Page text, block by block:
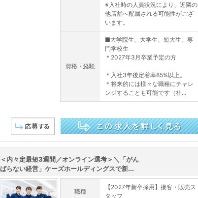
※入社時の人員状況により、近隣の
他店舗へ配属される可能性がござ
います。
資格・経験
■大学院生、大学生、短大生、専
門学校生
＊2027年3月卒業予定の方
＊入社3年後定着率85%以上。
＊将来的には様々な職種にチャレ
ンジすることも可能です（社...
＜内々定最短3週間／オンライン選考＞＼「がん
ばらない経営」ケーズホールディングスで新...
職種
【2027年新卒採用】接客・販売ス
タッフ